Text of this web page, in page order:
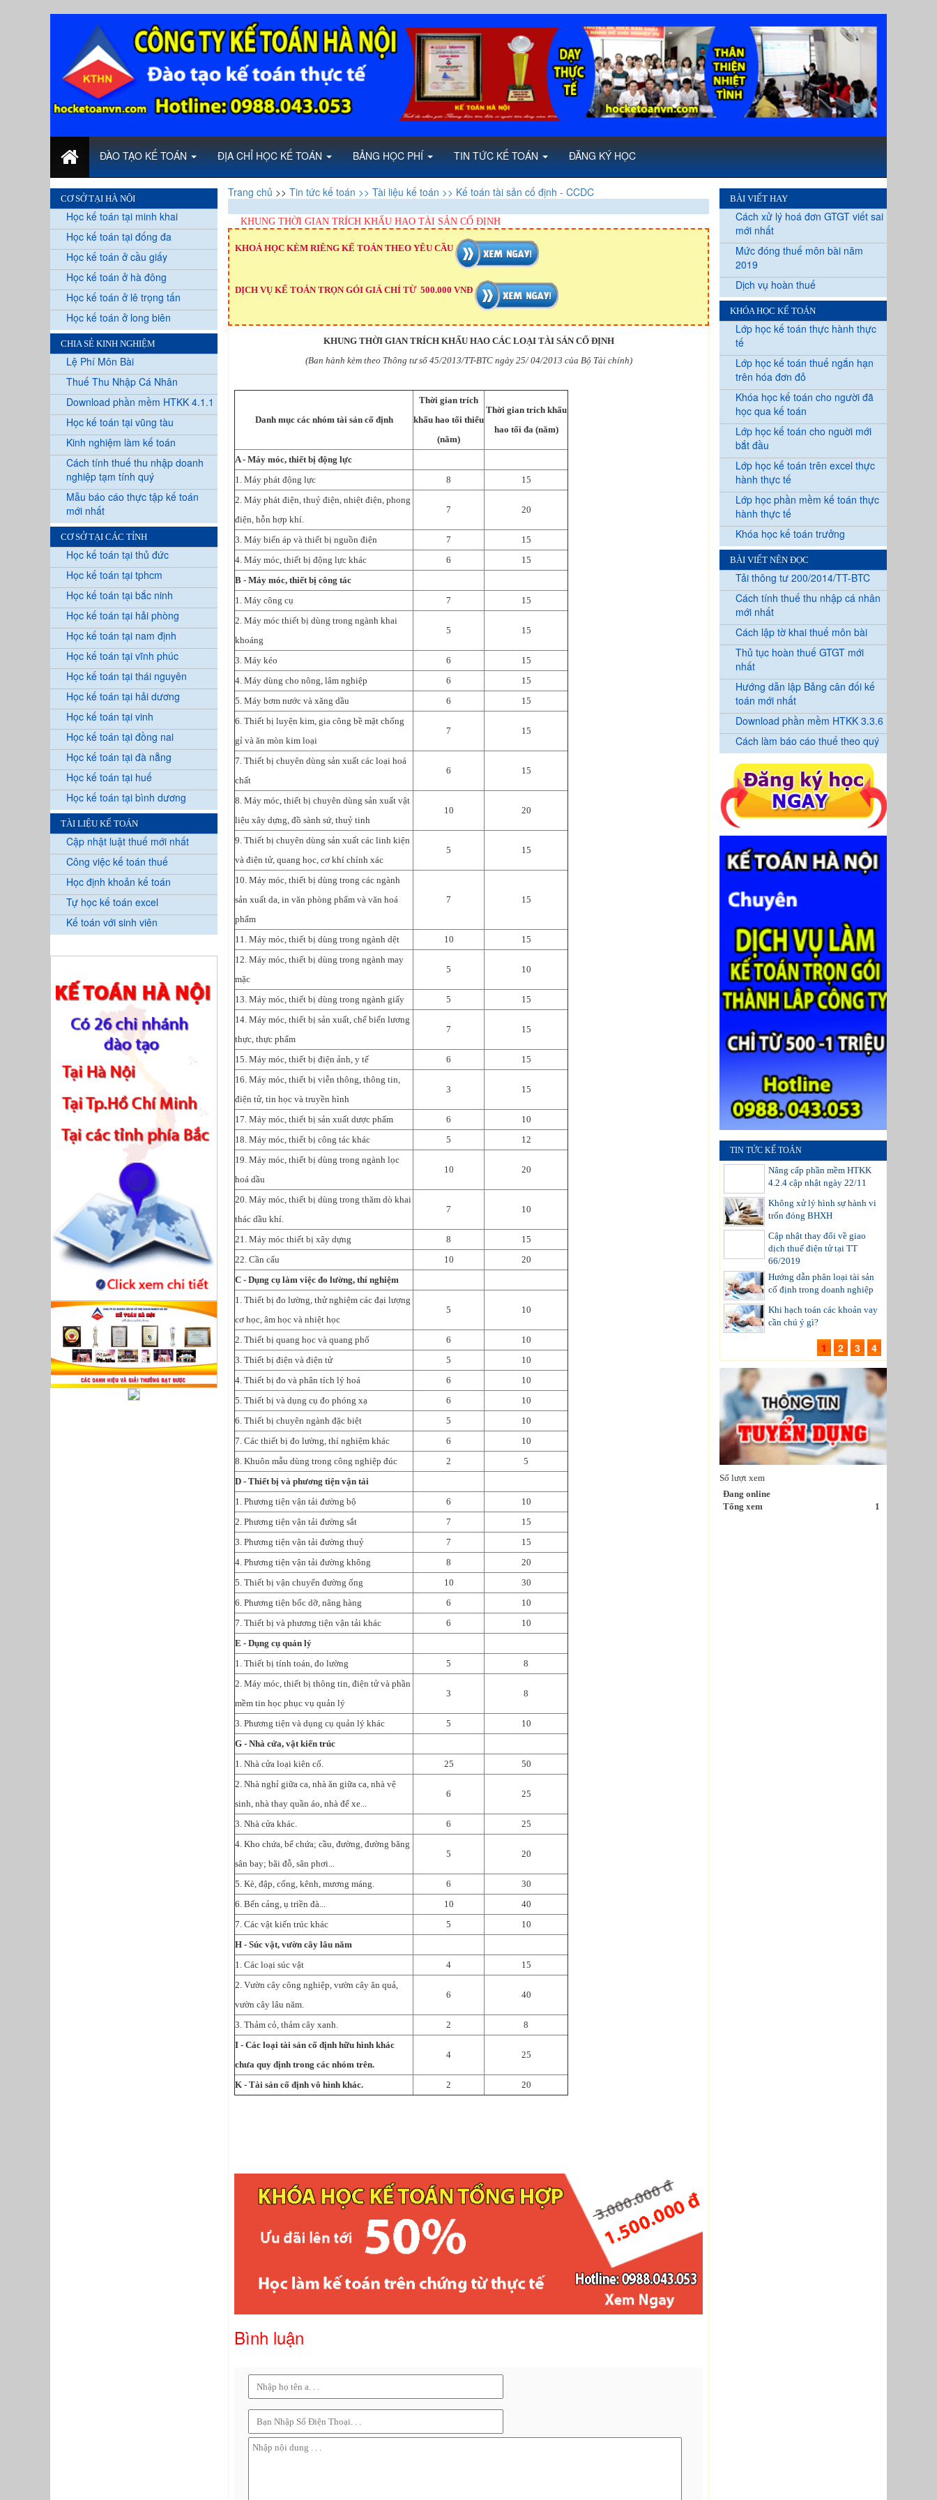
ĐÀO TẠO KẾ TOÁN ĐỊA CHỈ HỌC KẾ TOÁN BẢNG HỌC PHÍ TIN TỨC KẾ TOÁN ĐĂNG KÝ HỌC
CƠ SỞ TẠI HÀ NỘI
Học kế toán tại minh khai
Học kế toán tại đống đa
Học kế toán ở cầu giấy
Học kế toán ở hà đông
Học kế toán ở lê trọng tấn
Học kế toán ở long biên
CHIA SẺ KINH NGHIỆM
Lệ Phí Môn Bài
Thuế Thu Nhập Cá Nhân
Download phần mềm HTKK 4.1.1
Học kế toán tại vũng tàu
Kinh nghiệm làm kế toán
Cách tính thuế thu nhập doanh
nghiệp tạm tính quý
Mẫu báo cáo thực tập kế toán
mới nhất
CƠ SỞ TẠI CÁC TỈNH
Học kế toán tại thủ đức
Học kế toán tại tphcm
Học kế toán tại bắc ninh
Học kế toán tại hải phòng
Học kế toán tại nam định
Học kế toán tại vĩnh phúc
Học kế toán tại thái nguyên
Học kế toán tại hải dương
Học kế toán tại vinh
Học kế toán tại đồng nai
Học kế toán tại đà nẵng
Học kế toán tại huế
Học kế toán tại bình dương
TÀI LIỆU KẾ TOÁN
Cập nhật luật thuế mới nhất
Công việc kế toán thuế
Học định khoản kế toán
Tự học kế toán excel
Kế toán với sinh viên
Trang chủ >> Tin tức kế toán >> Tài liệu kế toán >> Kế toán tài sản cố định - CCDC
KHUNG THỜI GIAN TRÍCH KHẤU HAO TÀI SẢN CỐ ĐỊNH
KHOÁ HỌC KÈM RIÊNG KẾ TOÁN THEO YÊU CẦU
DỊCH VỤ KẾ TOÁN TRỌN GÓI GIÁ CHỈ TỪ 500.000 VNĐ
KHUNG THỜI GIAN TRÍCH KHẤU HAO CÁC LOẠI TÀI SẢN CỐ ĐỊNH
(Ban hành kèm theo Thông tư số 45/2013/TT-BTC ngày 25/ 04/2013 của Bộ Tài chính)
Danh mục các nhóm tài sản cố định
Thời gian trích
khấu hao tối thiểu
(năm)
Thời gian trích khấu
hao tối đa (năm)
A - Máy móc, thiết bị động lực
1. Máy phát động lực
8
15
2. Máy phát điện, thuỷ điện, nhiệt điện, phong
điện, hỗn hợp khí.
7 20
3. Máy biến áp và thiết bị nguồn điện 7
15
4. Máy móc, thiết bị động lực khác
6
15
B - Máy móc, thiết bị công tác
1. Máy công cụ
7
15
2. Máy móc thiết bị dùng trong ngành khai
khoáng
5 15
3. Máy kéo 6
15
4. Máy dùng cho nông, lâm nghiệp
6
15
5. Máy bơm nước và xăng dầu
6
15
6. Thiết bị luyện kim, gia công bề mặt chống
gỉ và ăn mòn kim loại
7 15
7. Thiết bị chuyên dùng sản xuất các loại hoá
chất
6 15
8. Máy móc, thiết bị chuyên dùng sản xuất vật
liệu xây dựng, đồ sành sứ, thuỷ tinh
10 20
9. Thiết bị chuyên dùng sản xuất các linh kiện
và điện tử, quang học, cơ khí chính xác
5 15
10. Máy móc, thiết bị dùng trong các ngành
sản xuất da, in văn phòng phẩm và văn hoá
phẩm
7 15
11. Máy móc, thiết bị dùng trong ngành dệt 10
15
12. Máy móc, thiết bị dùng trong ngành may
mặc
5 10
13. Máy móc, thiết bị dùng trong ngành giấy 5
15
14. Máy móc, thiết bị sản xuất, chế biến lương
thực, thực phẩm
7 15
15. Máy móc, thiết bị điện ảnh, y tế 6
15
16. Máy móc, thiết bị viễn thông, thông tin,
điện tử, tin học và truyền hình
3 15
17. Máy móc, thiết bị sản xuất dược phẩm 6
10
18. Máy móc, thiết bị công tác khác
5
12
19. Máy móc, thiết bị dùng trong ngành lọc
hoá dầu
10 20
20. Máy móc, thiết bị dùng trong thăm dò khai
thác dầu khí.
7 10
21. Máy móc thiết bị xây dựng 8
15
22. Cần cẩu
10
20
C - Dụng cụ làm việc đo lường, thí nghiệm
1. Thiết bị đo lường, thử nghiệm các đại lượng
cơ học, âm học và nhiệt học
5 10
2. Thiết bị quang học và quang phổ 6
10
3. Thiết bị điện và điện tử
5
10
4. Thiết bị đo và phân tích lý hoá
6
10
5. Thiết bị và dụng cụ đo phóng xạ
6
10
6. Thiết bị chuyên ngành đặc biệt
5
10
7. Các thiết bị đo lường, thí nghiệm khác
6
10
8. Khuôn mẫu dùng trong công nghiệp đúc
2
5
D - Thiết bị và phương tiện vận tải
1. Phương tiện vận tải đường bộ
6
10
2. Phương tiện vận tải đường sắt
7
15
3. Phương tiện vận tải đường thuỷ
7
15
4. Phương tiện vận tải đường không
8
20
5. Thiết bị vận chuyển đường ống
10
30
6. Phương tiện bốc dỡ, nâng hàng
6
10
7. Thiết bị và phương tiện vận tải khác
6
10
E - Dụng cụ quản lý
1. Thiết bị tính toán, đo lường
5
8
2. Máy móc, thiết bị thông tin, điện tử và phần
mềm tin học phục vụ quản lý
3 8
3. Phương tiện và dụng cụ quản lý khác 5
10
G - Nhà cửa, vật kiến trúc
1. Nhà cửa loại kiên cố.
25
50
2. Nhà nghỉ giữa ca, nhà ăn giữa ca, nhà vệ
sinh, nhà thay quần áo, nhà để xe...
6 25
3. Nhà cửa khác. 6
25
4. Kho chứa, bể chứa; cầu, đường, đường băng
sân bay; bãi đỗ, sân phơi...
5 20
5. Kè, đập, cống, kênh, mương máng. 6
30
6. Bến cảng, ụ triền đà...
10
40
7. Các vật kiến trúc khác
5
10
H - Súc vật, vườn cây lâu năm
1. Các loại súc vật
4
15
2. Vườn cây công nghiệp, vườn cây ăn quả,
vườn cây lâu năm.
6 40
3. Thảm cỏ, thảm cây xanh. 2
8
I - Các loại tài sản cố định hữu hình khác
chưa quy định trong các nhóm trên.
4 25
K - Tài sản cố định vô hình khác. 2 20
Bình luận
BÀI VIẾT HAY
Cách xử lý hoá đơn GTGT viết sai
mới nhất
Mức đóng thuế môn bài năm
2019
Dịch vụ hoàn thuế
KHÓA HỌC KẾ TOÁN
Lớp học kế toán thực hành thực
tế
Lớp học kế toán thuế ngắn hạn
trên hóa đơn đỏ
Khóa học kế toán cho người đã
học qua kế toán
Lớp học kế toán cho nguời mới
bắt đầu
Lớp học kế toán trên excel thực
hành thực tế
Lớp học phần mềm kế toán thực
hành thực tế
Khóa học kế toán trưởng
BÀI VIẾT NÊN ĐỌC
Tải thông tư 200/2014/TT-BTC
Cách tính thuế thu nhập cá nhân
mới nhất
Cách lập tờ khai thuế môn bài
Thủ tục hoàn thuế GTGT mới
nhất
Hướng dẫn lập Bảng cân đối kế
toán mới nhất
Download phần mềm HTKK 3.3.6
Cách làm báo cáo thuế theo quý
TIN TỨC KẾ TOÁN
Nâng cấp phần mềm HTKK
4.2.4 cập nhật ngày 22/11
Không xử lý hình sự hành vi
trốn đóng BHXH
Cập nhật thay đổi về giao
dịch thuế điện tử tại TT
66/2019
Hướng dẫn phân loại tài sản
cố định trong doanh nghiệp
Khi hạch toán các khoản vay
cần chú ý gì?
1 2 3 4
Số lượt xem
Đang online
Tổng xem
1